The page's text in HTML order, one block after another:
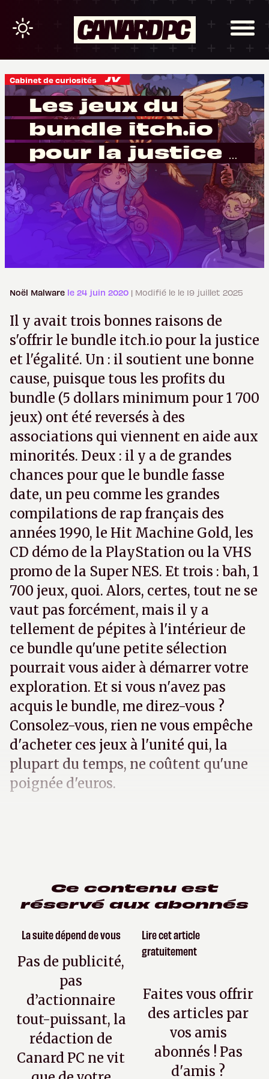
Cabinet de curiosités
Les jeux du
bundle itch.io
pour la justice et
l'égalité
Noël Malware le 24 juin 2020 | Modifié le le 19 juillet 2025
Il y avait trois bonnes raisons de
s'offrir le bundle itch.io pour la justice
et l'égalité. Un : il soutient une bonne
cause, puisque tous les profits du
bundle (5 dollars minimum pour 1 700
jeux) ont été reversés à des
associations qui viennent en aide aux
minorités. Deux : il y a de grandes
chances pour que le bundle fasse
date, un peu comme les grandes
compilations de rap français des
années 1990, le Hit Machine Gold, les
CD démo de la PlayStation ou la VHS
promo de la Super NES. Et trois : bah, 1
700 jeux, quoi. Alors, certes, tout ne se
vaut pas forcément, mais il y a
tellement de pépites à l'intérieur de
ce bundle qu'une petite sélection
pourrait vous aider à démarrer votre
exploration. Et si vous n'avez pas
acquis le bundle, me direz-vous ?
Consolez-vous, rien ne vous empêche
d'acheter ces jeux à l'unité qui, la
plupart du temps, ne coûtent qu'une
poignée d'euros.
Ce contenu est
réservé aux abonnés
La suite dépend de vous
Pas de publicité,
pas
d’actionnaire
tout-puissant, la
rédaction de
Canard PC ne vit
Lire cet article
gratuitement
Faites vous offrir
des articles par
vos amis
abonnés ! Pas
d'amis ?